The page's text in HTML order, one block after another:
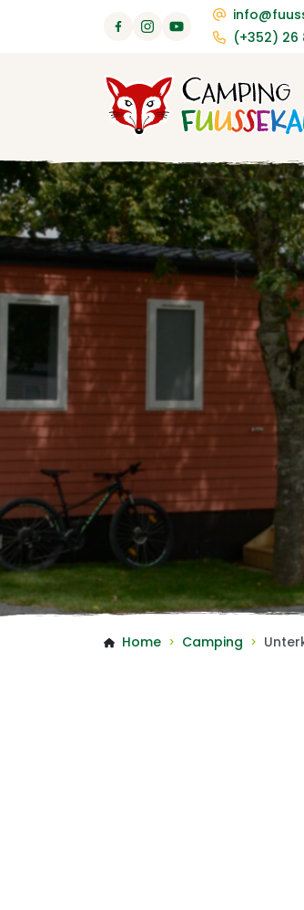
(+352) 26
Home > Camping >